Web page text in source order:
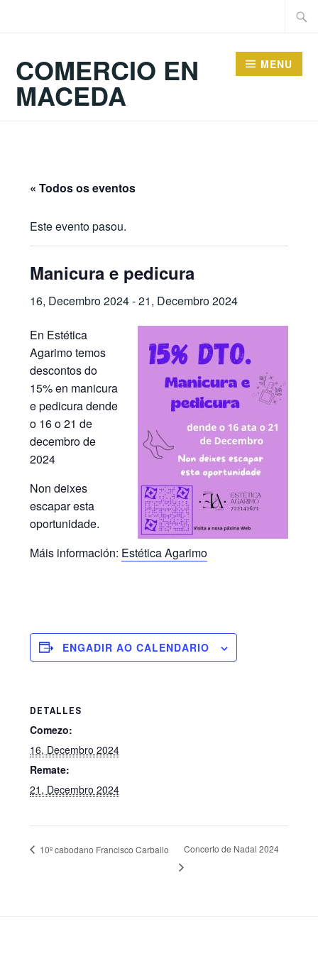
COMERCIO EN
MACEDA
MENU
« Todos os eventos
Este evento pasou.
Manicura e pedicura
16, Decembro 2024-21, Decembro 2024
En Estética
Agarimo temos
descontos do
15% en manicura
e pedicura dende
o 16 o 21 de
decembro de
2024
Non deixes
escapar esta
oportunidade.
Máis información: Estética Agarimo
ENGADIR AO CALENDARIO
DETALLES
Comezo:
16, Decembro 2024
Remate:
21, Decembro 2024
10º cabodano Francisco Carballo Concerto de Nadal 2024